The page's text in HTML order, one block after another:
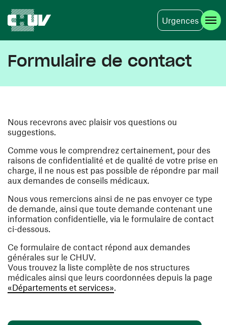
Urgences
Formulaire de contact
Nous recevrons avec plaisir vos questions ou
suggestions.
Comme vous le comprendrez certainement, pour des
raisons de confidentialité et de qualité de votre prise en
charge, il ne nous est pas possible de répondre par mail
aux demandes de conseils médicaux.
Nous vous remercions ainsi de ne pas envoyer ce type
de demande, ainsi que toute demande contenant une
information confidentielle, via le formulaire de contact
ci-dessous.
Ce formulaire de contact répond aux demandes
générales sur le CHUV.
Vous trouvez la liste complète de nos structures
médicales ainsi que leurs coordonnées depuis la page
«Départements et services».